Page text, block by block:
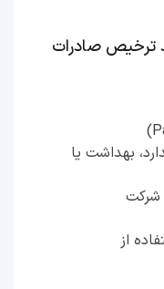
ترخیص صادرات
بهداشت یا
شرکت
از